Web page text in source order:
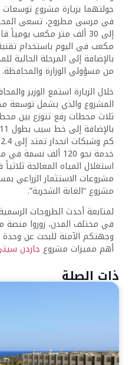
جولتهما بزيارة مشروع
في مرسى مطروح، تسعى
مكعب في اليوم باستخدام
بالإضافة إلى المرحلة
من مسؤولي الوزارة والمحافظة.
خلال الزيارة استمع الوزير
المشروع والذي يشمل توسعة
ثلاث محطات رفع تتوزع بين
خدمة نحو 120 ألف
استغلال المياه المعالجة
مشروع “الغابة الشجرية”.
لمتابعة أحدث الطروحات
في مختلف المدن، زوروا منصة
وجهتكم الآمنة للبحث عن
أهم مميزات مشروع جاردن
ذات الصلة